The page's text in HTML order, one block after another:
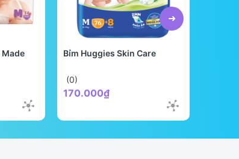
Made Bỉm Huggies Skin Care
(0)
170.000₫